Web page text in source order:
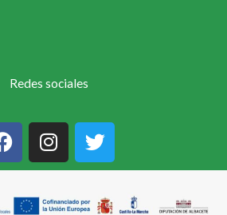
Redes sociales
a
c
e
n
s
t
a
w
i
t
t